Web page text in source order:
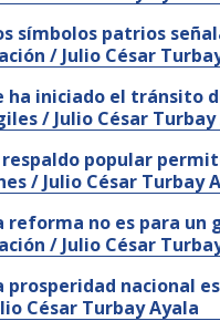
símbolos patrios
/ Julio César
ha iniciado el tránsito
/ Julio César Turbay
respaldo popular
/ Julio César Turbay
reforma no es para un
/ Julio César
prosperidad nacional
César Turbay Ayala